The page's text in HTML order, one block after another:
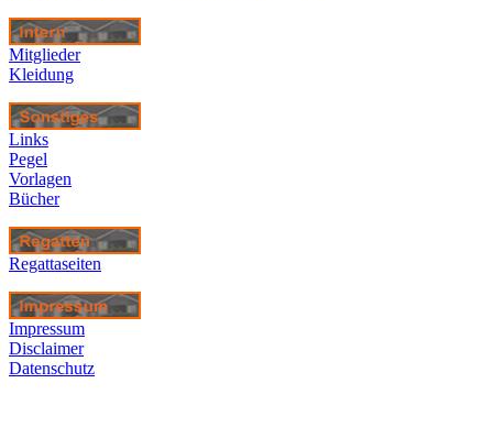
Mitglieder
Kleidung
Links
Pegel
Vorlagen
Bücher
Regattaseiten
Impressum
Disclaimer
Datenschutz